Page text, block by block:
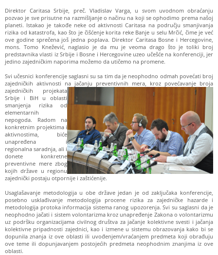
Direktor Caritasa Srbije, preč. Vladislav Varga, u svom uvodnom obraćanju
pozvao je sve prisutne na razmišljanje o načinu na koji se ophodimo prema našoj
planeti. Istakao je takođe neke od aktivnosti Caritasa na području smanjivanja
rizika od katastrofa, kao što je čišćenje korita reke Banje u selu Mrčić, čime je već
ove godine sprečena još jedna poplava. Direktor Caritasa Bosne i Hercegovine,
mons. Tomo Knežević, naglasio je da mu je veoma drago što je toliki broj
predstavnika vlasti iz Srbije i Bosne i Hercegovine uzeo učešće na konferenciji, jer
jedino zajedničkim naporima možemo da utičemo na promene.
Svi učesnici konferencije saglasni su sa tim da je neophodno odmah povećati broj
zajedničkih aktivnosti na jačanju preventivnih mera, kroz povećavanje broja
zajedničkih projekata
Srbije i BiH u oblasti
smanjenja rizika od
elementarnih
nepogoda. Radom na
konkretnim projektima i
aktivnostima, biće
unapređena i
regionalna saradnja, ali i
donete konkretne
preventivne mere zbog
kojih države u regionu
zajednički postaju otpornije i zaštićenije.
Usaglašavanje metodologija u obe države jedan je od zaključaka konferencije,
posebno usklađivanje metodologija procene rizika za zajedničke hazarde i
metodologija protoka informacija sistema ranog upozorenja. Svi su saglasni da je
neophodno jačati i sistem volontarizma kroz unapređenje Zakona o volontarizmu
uz podršku organizacijama civilnog društva za jačanje kolektivne svesti i jačanja
kolektivne pripadnosti zajednici, kao i izmene u sistemu obrazovanja kako bi se
dopunila znanja iz ove oblasti ili uvođenjem/vraćanjem predmeta koji obrađuju
ove teme ili dopunjavanjem postojećih predmeta neophodnim znanjima iz ove
oblasti.